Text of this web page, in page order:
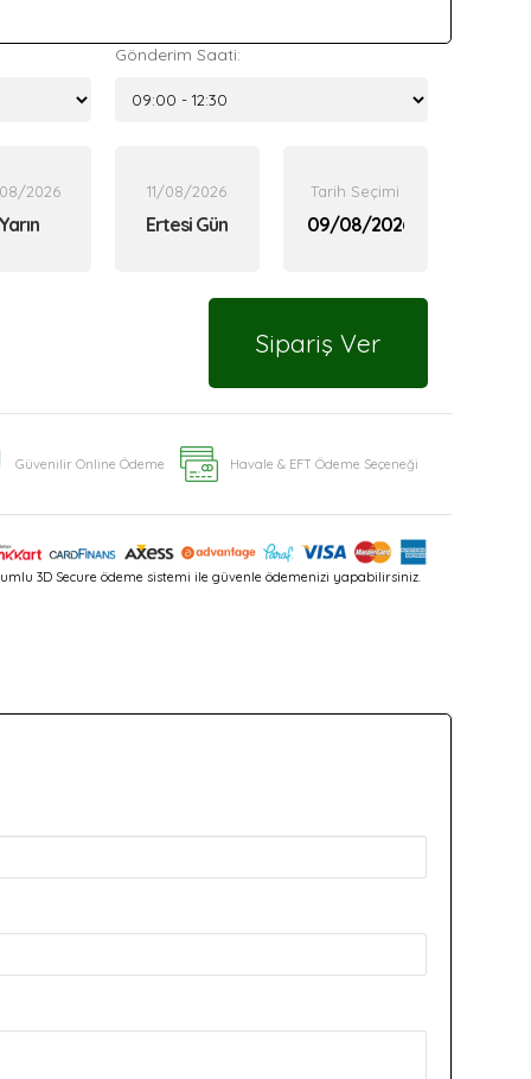
Gönderim Saati:
2026
Yarın
11/08/2026
Ertesi Gün
Tarih Seçimi
Sipariş Ver
Güvenilir Online Ödeme Havale & EFT Ödeme Seçeneği
3D Secure ödeme sistemi ile güvenle ödemenizi yapabilirsiniz.